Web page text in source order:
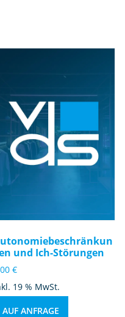
und Ich-Störungen
€
19 % MwSt.
AUF ANFRAGE